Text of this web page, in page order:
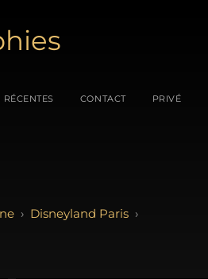
RÉCENTES CONTACT PRIVÉ
Disneyland Paris